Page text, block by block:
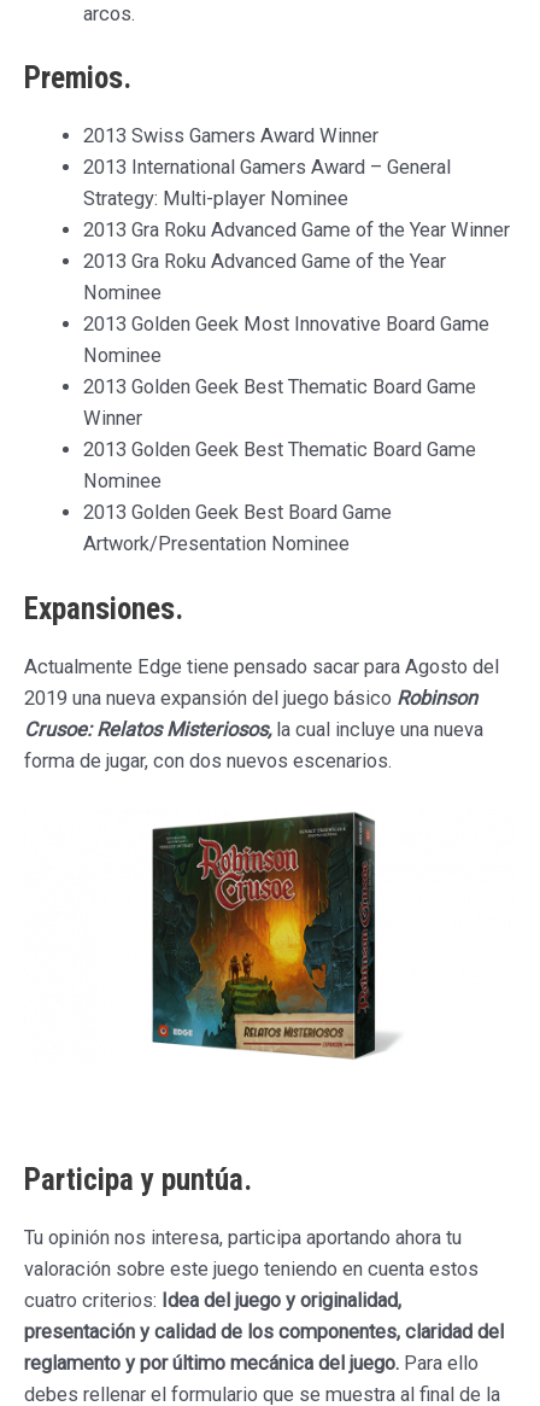
arcos.
Premios.
2013 Swiss Gamers Award Winner
2013 International Gamers Award – General
Strategy: Multi-player Nominee
2013 Gra Roku Advanced Game of the Year Winner
2013 Gra Roku Advanced Game of the Year
Nominee
2013 Golden Geek Most Innovative Board Game
Nominee
2013 Golden Geek Best Thematic Board Game
Winner
2013 Golden Geek Best Thematic Board Game
Nominee
2013 Golden Geek Best Board Game
Artwork/Presentation Nominee
Expansiones.
Actualmente Edge tiene pensado sacar para Agosto del
2019 una nueva expansión del juego básico Robinson
Crusoe: Relatos Misteriosos, la cual incluye una nueva
forma de jugar, con dos nuevos escenarios.
Participa y puntúa.
Tu opinión nos interesa, participa aportando ahora tu
valoración sobre este juego teniendo en cuenta estos
cuatro criterios: Idea del juego y originalidad,
presentación y calidad de los componentes, claridad del
reglamento y por último mecánica del juego. Para ello
debes rellenar el formulario que se muestra al final de la